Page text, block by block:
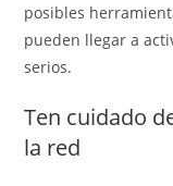
posibles
pueden llegar a
serios.
Ten cuidado
la red